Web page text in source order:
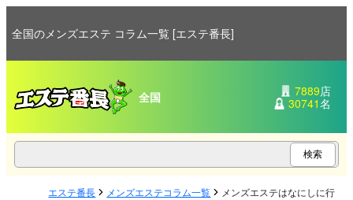
全国のメンズエステ コラム一覧 [エステ番長]
全国 7889店
30741名
エステ番長 メンズエステコラム一覧 メンズエステはなにしに行く